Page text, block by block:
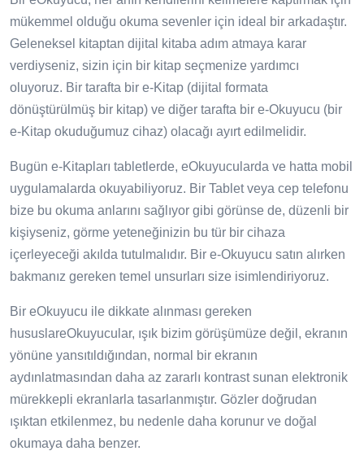
mükemmel olduğu okuma sevenler için ideal bir arkadaştır.
Geleneksel kitaptan dijital kitaba adım atmaya karar
verdiyseniz, sizin için bir kitap seçmenize yardımcı
oluyoruz. Bir tarafta bir e-Kitap (dijital formata
dönüştürülmüş bir kitap) ve diğer tarafta bir e-Okuyucu (bir
e-Kitap okuduğumuz cihaz) olacağı ayırt edilmelidir.
Bugün e-Kitapları tabletlerde, eOkuyucularda ve hatta mobil
uygulamalarda okuyabiliyoruz. Bir Tablet veya cep telefonu
bize bu okuma anlarını sağlıyor gibi görünse de, düzenli bir
kişiyseniz, görme yeteneğinizin bu tür bir cihaza
içerleyeceği akılda tutulmalıdır. Bir e-Okuyucu satın alırken
bakmanız gereken temel unsurları size isimlendiriyoruz.
Bir eOkuyucu ile dikkate alınması gereken
hususlareOkuyucular, ışık bizim görüşümüze değil, ekranın
yönüne yansıtıldığından, normal bir ekranın
aydınlatmasından daha az zararlı kontrast sunan elektronik
mürekkepli ekranlarla tasarlanmıştır. Gözler doğrudan
ışıktan etkilenmez, bu nedenle daha korunur ve doğal
okumaya daha benzer.